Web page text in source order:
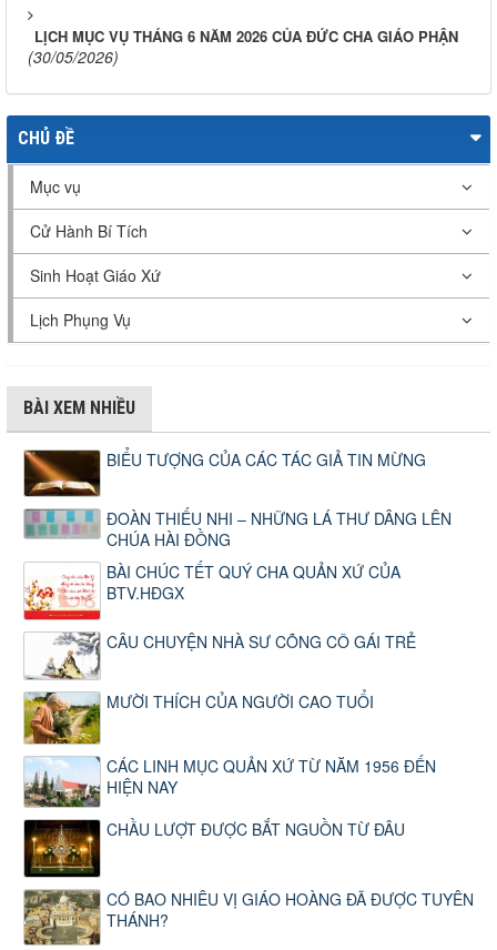
LỊCH MỤC VỤ THÁNG 6 NĂM 2026 CỦA ĐỨC CHA GIÁO PHẬN
(30/05/2026)
CHỦ ĐỀ
Mục vụ
Cử Hành Bí Tích
Sinh Hoạt Giáo Xứ
Lịch Phụng Vụ
BÀI XEM NHIỀU
BIỂU TƯỢNG CỦA CÁC TÁC GIẢ TIN MỪNG
ĐOÀN THIẾU NHI – NHỮNG LÁ THƯ DÂNG LÊN
CHÚA HÀI ĐỒNG
BÀI CHÚC TẾT QUÝ CHA QUẢN XỨ CỦA
BTV.HĐGX
CÂU CHUYỆN NHÀ SƯ CÕNG CÔ GÁI TRẺ
MƯỜI THÍCH CỦA NGƯỜI CAO TUỔI
CÁC LINH MỤC QUẢN XỨ TỪ NĂM 1956 ĐẾN
HIỆN NAY
CHẦU LƯỢT ĐƯỢC BẮT NGUỒN TỪ ĐÂU
CÓ BAO NHIÊU VỊ GIÁO HOÀNG ĐÃ ĐƯỢC TUYÊN
THÁNH?